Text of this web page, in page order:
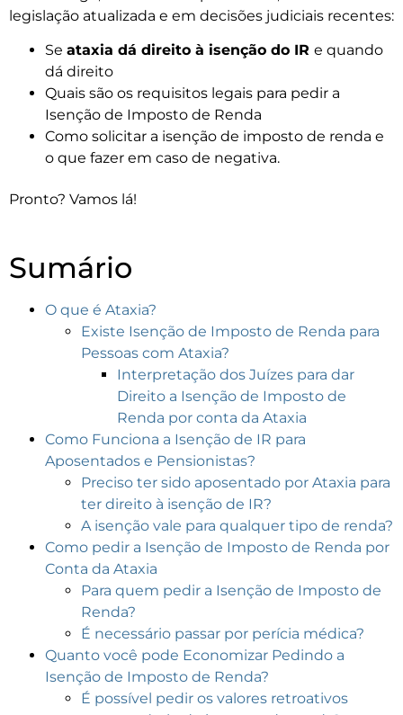
legislação atualizada e em decisões judiciais recentes:
Se ataxia dá direito à isenção do IR e quando
dá direito
Quais são os requisitos legais para pedir a
Isenção de Imposto de Renda
Como solicitar a isenção de imposto de renda e
o que fazer em caso de negativa.
Pronto? Vamos lá!
Sumário
O que é Ataxia?
Existe Isenção de Imposto de Renda para
Pessoas com Ataxia?
Interpretação dos Juízes para dar
Direito a Isenção de Imposto de
Renda por conta da Ataxia
Como Funciona a Isenção de IR para
Aposentados e Pensionistas?
Preciso ter sido aposentado por Ataxia para
ter direito à isenção de IR?
A isenção vale para qualquer tipo de renda?
Como pedir a Isenção de Imposto de Renda por
Conta da Ataxia
Para quem pedir a Isenção de Imposto de
Renda?
É necessário passar por perícia médica?
Quanto você pode Economizar Pedindo a
Isenção de Imposto de Renda?
É possível pedir os valores retroativos